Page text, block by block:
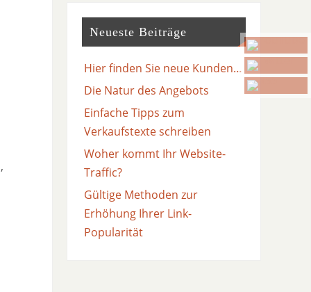
Neueste Beiträge
Hier finden Sie neue Kunden…
Die Natur des Angebots
Einfache Tipps zum
Verkaufstexte schreiben
Woher kommt Ihr Website-
Traffic?
Gültige Methoden zur
Erhöhung Ihrer Link-
Popularität